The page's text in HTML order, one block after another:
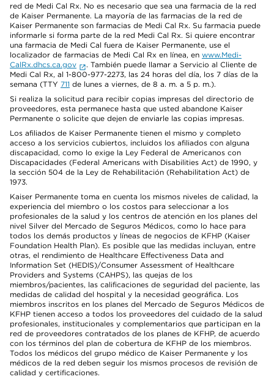
red de Medi Cal Rx. No es necesario que sea una farmacia de la red
de Kaiser Permanente. La mayoría de las farmacias de la red de
Kaiser Permanente son farmacias de Medi Cal Rx. Su farmacia puede
informarle si forma parte de la red Medi Cal Rx. Si quiere encontrar
una farmacia de Medi Cal fuera de Kaiser Permanente, use el
localizador de farmacias de Medi Cal Rx en línea, en www.Medi-
CalRx.dhcs.ca.gov
. También puede llamar a Servicio al Cliente de
Medi Cal Rx, al 1-800-977-2273, las 24 horas del día, los 7 días de la
semana (TTY 711 de lunes a viernes, de 8 a. m. a 5 p. m.).
Si realiza la solicitud para recibir copias impresas del directorio de
proveedores, esta permanece hasta que usted abandone Kaiser
Permanente o solicite que dejen de enviarle las copias impresas.
Los afiliados de Kaiser Permanente tienen el mismo y completo
acceso a los servicios cubiertos, incluidos los afiliados con alguna
discapacidad, como lo exige la Ley Federal de Americanos con
Discapacidades (Federal Americans with Disabilities Act) de 1990, y
la sección 504 de la Ley de Rehabilitación (Rehabilitation Act) de
1973.
Kaiser Permanente toma en cuenta los mismos niveles de calidad, la
experiencia del miembro o los costos para seleccionar a los
profesionales de la salud y los centros de atención en los planes del
nivel Silver del Mercado de Seguros Médicos, como lo hace para
todos los demás productos y líneas de negocios de KFHP (Kaiser
Foundation Health Plan). Es posible que las medidas incluyan, entre
otras, el rendimiento de Healthcare Effectiveness Data and
Information Set (HEDIS)/Consumer Assessment of Healthcare
Providers and Systems (CAHPS), las quejas de los
miembros/pacientes, las calificaciones de seguridad del paciente, las
medidas de calidad del hospital y la necesidad geográfica. Los
miembros inscritos en los planes del Mercado de Seguros Médicos de
KFHP tienen acceso a todos los proveedores del cuidado de la salud
profesionales, institucionales y complementarios que participan en la
red de proveedores contratados de los planes de KFHP, de acuerdo
con los términos del plan de cobertura de KFHP de los miembros.
Todos los médicos del grupo médico de Kaiser Permanente y los
médicos de la red deben seguir los mismos procesos de revisión de
calidad y certificaciones.